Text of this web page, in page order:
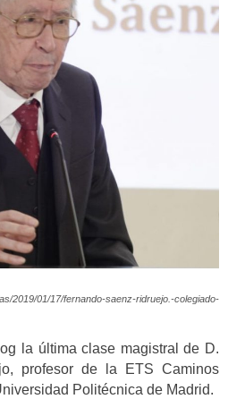
2019/01/17/fernando-saenz-ridruejo.-colegiado-
la última clase magistral de D.
profesor de la ETS Caminos
Politécnica de Madrid.